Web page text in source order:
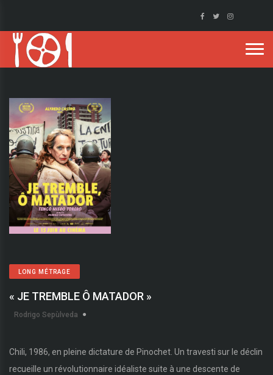
LONG MÉTRAGE
« JE TREMBLE Ô MATADOR »
Rodrigo Sepùlveda
Chili, 1986, en pleine dictature de Pinochet. Un travesti sur le déclin
recueille un révolutionnaire idéaliste suite à une descente de